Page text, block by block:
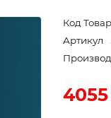
Код
Артикул